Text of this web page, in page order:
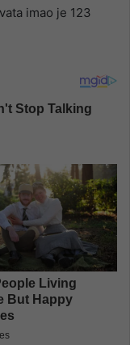
imao je 123